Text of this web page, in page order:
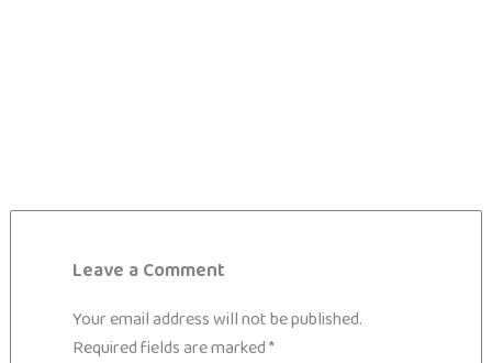
Leave a Comment
Your email address will not be published.
Required fields are marked*